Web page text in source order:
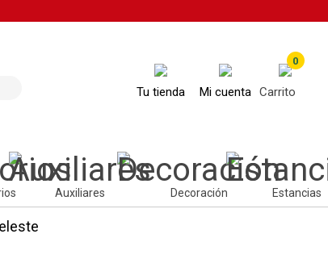
Tu tienda Mi cuenta
0
Carrito
Auxiliares Decoración Estancias